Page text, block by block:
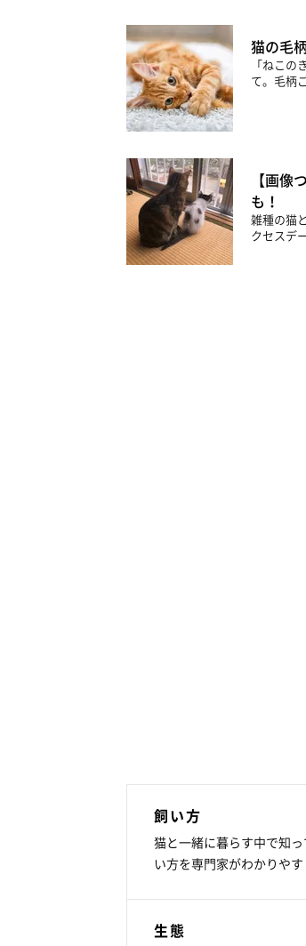
猫の毛
「ねこ
て。毛柄
【画
も！
雑種の猫
クセスデ
飼い方
猫と一緒に暮らす中で知
い方を専門家がわかりや
生態